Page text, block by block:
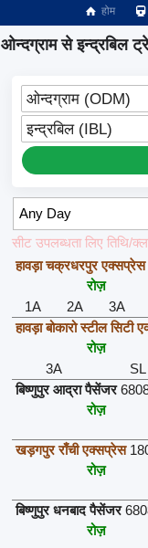
होम
ओन्दग्राम से इन्द्रबिल
ओन्दग्राम (ODM)
इन्द्रबिल (IBL)
सीट उपलब्धता लिए तिथि/
हावड़ा चक्रधरपुर एक्सप्रेस
रोज़
1A
2A 3A
हावड़ा बोकारो स्टील सिटी
रोज़
3A
SL
बिष्णुपुर आद्रा पैसेंजर
रोज़
खड़गपुर राँची एक्सप्रेस
रोज़
बिष्णुपुर धनबाद पैसेंजर
रोज़